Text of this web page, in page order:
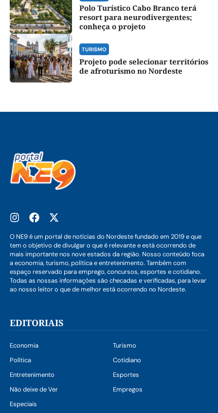
Polo Turístico Cabo Branco terá
resort para neurodivergentes;
conheça o projeto
TURISMO
Projeto pode selecionar territórios
de afroturismo no Nordeste
O NE9 é um portal de notícias do Nordeste fundado em 2019 e que
tem o objetivo de divulgar o que é relevante e está ocorrendo de
mais importante nos nove estados da região. Nosso conteúdo foca
a economia, turismo, política e entretenimento. Também com
espaço reservado para emprego, concursos, esportes e cotidiano.
Todas as nossas informações são checadas e verificadas, para levar
ao nosso leitor o que de melhor está ocorrendo no Nordeste.
EDITORIAIS
Economia
Turismo
Política
Cotidiano
Entretenimento
Esportes
Não deixe de Ver
Empregos
Especiais